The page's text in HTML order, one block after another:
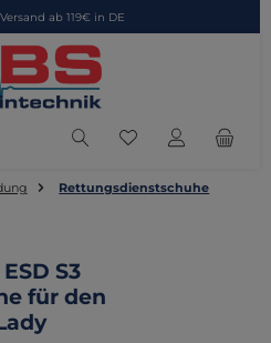
ab 119€ in DE
Du hast 0
Rettungsdienstschuhe
S3
für den